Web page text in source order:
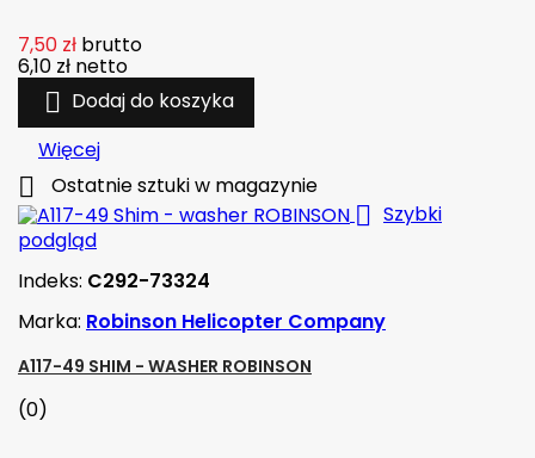
7,50 zł brutto
6,10 zł netto
 Dodaj do koszyka
Więcej
 Ostatnie sztuki w magazynie
 Szybki
podgląd
Indeks: C292-73324
Marka: Robinson Helicopter Company
A117-49 SHIM - WASHER ROBINSON
(0)